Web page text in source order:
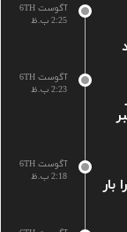
آگوست 6TH
2:25 ب.ظ
آگوست 6TH
2:23 ب.ظ
آگوست 6TH
2:18 ب.ظ
نینتندو بازه انتشار بازی‌های مهم Switch 2 را بار